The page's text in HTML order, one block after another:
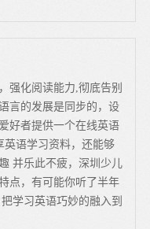
强化阅读能力,彻底告别
言的发展是同步的，设
好者提供一个在线英语
英语学习资料，还能够
并乐此不疲，深圳少儿
点，有可能你听了半年
学习英语巧妙的融入到